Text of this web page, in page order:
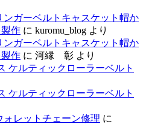
ンガーベルトキャスケット帽か
作 に kuromu_blog より
ンガーベルトキャスケット帽か
作 に 河縁 彰 より
ケルティックローラーベルト
ケルティックローラーベルト
ォレットチェーン修理 に